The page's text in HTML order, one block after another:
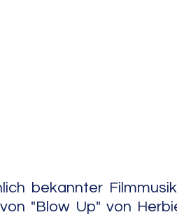
bekannter
"Blow Up" von